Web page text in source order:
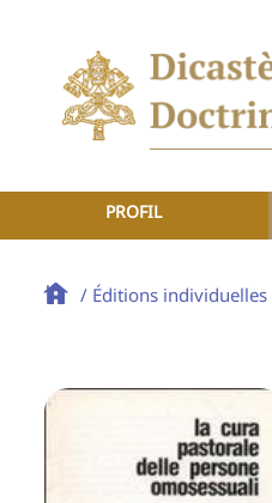
PROFIL
/ Éditions individuelles